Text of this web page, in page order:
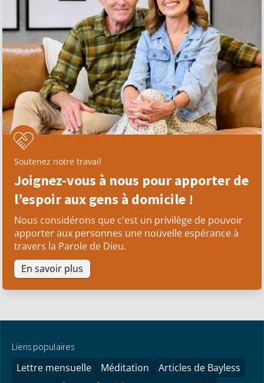
Soutenez notre travail
Joignez-vous à nous pour apporter de
l’espoir aux gens à domicile !
Nous considérons que c'est un privilège de pouvoir
apporter aux personnes une nouvelle espérance à
travers la Parole de Dieu.
En savoir plus
Liens populaires
Lettre mensuelle Méditation
Articles de Bayless